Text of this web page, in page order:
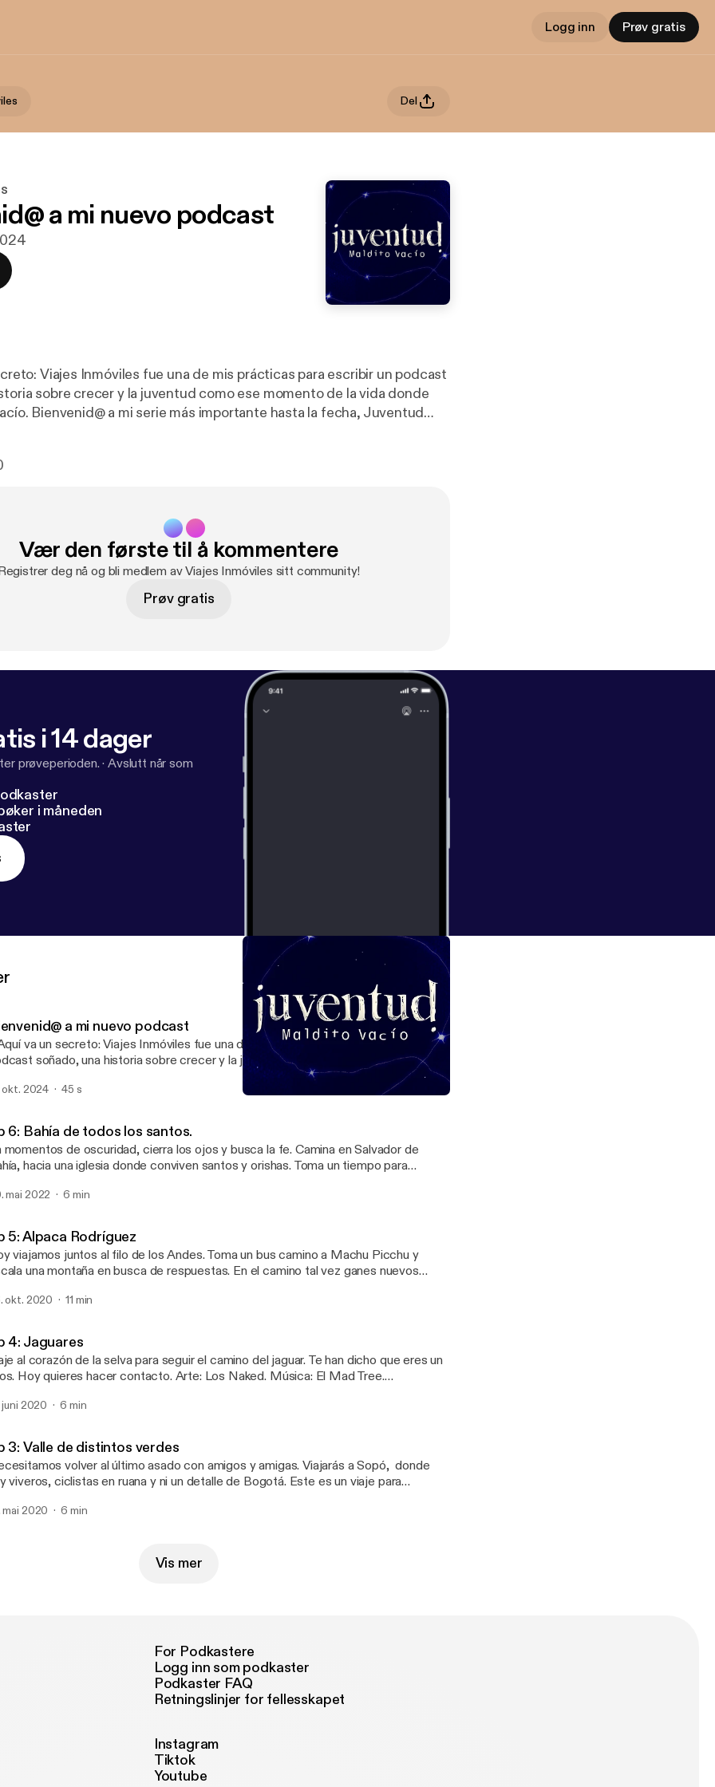
Logg inn Prøv gratis
Del
a mi nuevo podcast
Viajes Inmóviles fue una de mis prácticas para escribir un podcast
sobre crecer y la juventud como ese momento de la vida donde
Bienvenid@ a mi serie más importante hasta la fecha, Juventud
Vær den første til å kommentere
deg nå og bli medlem av Viajes Inmóviles sitt community!
Prøv gratis
i 14 dager
prøveperioden.·Avslutt når som
i måneden
a mi nuevo podcast
va un secreto: Viajes Inmóviles fue una de mis prácticas para escribir un
soñado, una historia sobre crecer y la juventud como ese momento de la
donde atraviesas un vacío. Bienvenid@ a mi serie más importante hasta la fecha,
Maldito Vacío. Ven a hacer parte de este viaje. Suscríbete a Juventud
open.spotify.com/show/6hLPiKSZFtaigMvddsCSxR?
okt. 2024 45 s
6: Bahía de todos los santos.
momentos de oscuridad, cierra los ojos y busca la fe. Camina en Salvador de
hacia una iglesia donde conviven santos y orishas. Toma un tiempo para
mai 2022 6 min
5: Alpaca Rodríguez
viajamos juntos al filo de los Andes. Toma un bus camino a Machu Picchu y
una montaña en busca de respuestas. En el camino tal vez ganes nuevos
Tree. Ayúdanos a recomendar este podcast en redes sociales con
okt. 2020 11 min
4: Jaguares
al corazón de la selva para seguir el camino del jaguar. Te han dicho que eres un
Hoy quieres hacer contacto. Arte: Los Naked. Música: El Mad Tree.
twitter.com/WWFColombia [https://twitter.com/WWFColombia] Más
twitter.com/cealdes?lang=en]
juni 2020 6 min
3: Valle de distintos verdes
volver al último asado con amigos y amigas. Viajarás a Sopó, donde
viveros, ciclistas en ruana y ni un detalle de Bogotá. Este es un viaje para
mai 2020 6 min
Vis mer
For Podkastere
Logg inn som podkaster
Podkaster FAQ
Retningslinjer for fellesskapet
Instagram
Tiktok
Youtube